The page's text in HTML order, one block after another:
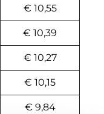
€ 10,55
€ 10,39
€ 10,27
€ 10,15
€ 9,84